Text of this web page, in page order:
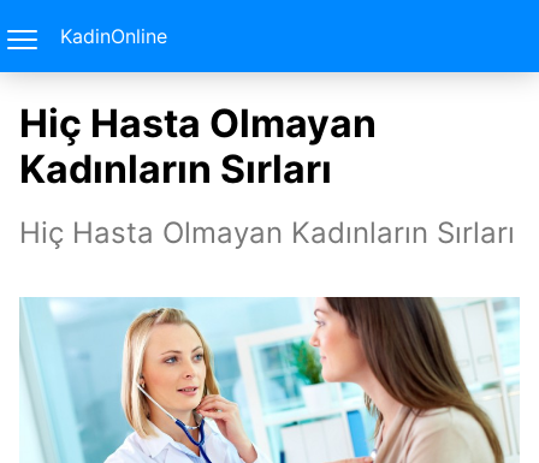
KadinOnline
Hiç Hasta Olmayan
Kadınların Sırları
Hiç Hasta Olmayan Kadınların Sırları